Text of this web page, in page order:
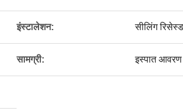
इंस्टालेशन: सीलिंग
सामग्री: इस्पात